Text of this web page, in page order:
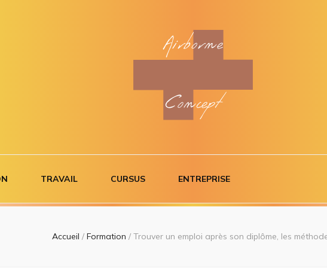
TRAVAIL CURSUS ENTREPRISE
Accueil / Formation / Trouver un emploi après son diplôme, les